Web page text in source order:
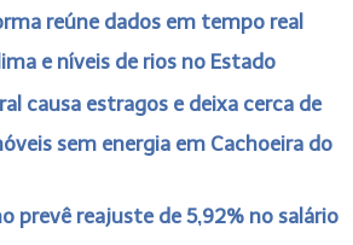
reúne dados em tempo real
e níveis de rios no Estado
causa estragos e deixa cerca de
sem energia em Cachoeira do
prevê reajuste de 5,92% no salário